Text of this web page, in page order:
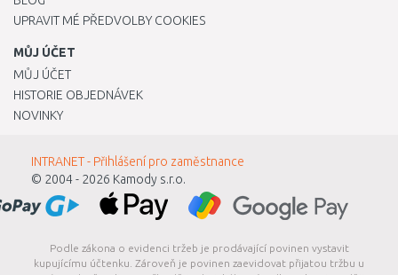
UPRAVIT MÉ PŘEDVOLBY COOKIES
MŮJ ÚČET
MŮJ ÚČET
HISTORIE OBJEDNÁVEK
NOVINKY
INTRANET - Přihlášení pro zaměstnance
© 2004 - 2026 Kamody s.r.o.
Podle zákona o evidenci tržeb je prodávající povinen vystavit
kupujícímu účtenku. Zároveň je povinen zaevidovat přijatou tržbu u